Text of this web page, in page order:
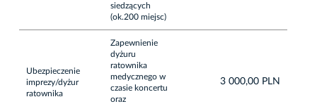
siedzących
(ok.200 miejsc)
Ubezpieczenie
imprezy/dyżur
ratownika
Zapewnienie
dyżuru
ratownika
medycznego w
czasie koncertu
oraz
3 000,00 PLN